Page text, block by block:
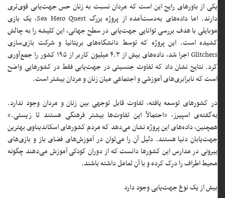
یکی از باورهای رایج این است که مردان نسبت به زنان حس جهت‌یابی قوی‌تری
دارند. اما داده‌های به‌دست‌آمده از پروژه بزرگ Sea Hero Quest، یک بازی
موبایلی با هدف بررسی توانایی جهت‌یابی در سطح جهانی، این کلیشه را به چالش
کشیده است. این پروژه که توسط دانشگاه‌های بریتانیا و شرکت بازی‌سازی
Glitchers اجرا شد، داده‌های بیش از ۴.۳ میلیون کاربر از ۱۹۵ کشور را جمع‌آوری
کرد. نتایج نشان داد که تفاوت جنسیتی در جهت‌یابی فقط در کشورهایی واضح
است که نابرابری‌های آموزشی و اجتماعی میان زنان و مردان بیشتر است.
در کشورهای توسعه یافته، تفاوت قابل توجهی بین زنان و مردان وجود ندارد.
به‌گفته‌ی اسپیرز، «احتمالاً این تفاوت‌ها بیشتر فرهنگی هستند تا زیستی.»
همچنین، داده‌های این پروژه نشان می‌دهد که مردم کشورهای اسکاندیناوی بهترین
جهت‌یابان دنیا هستند. دلیل آن را می‌توان در آموزش‌های فضای باز و بازی‌های
بیرونی در مدارس این کشورها دانست که از دوران کودکی آموزش می‌دهند چگونه
محیط اطراف را درک کرده و با آن تعامل داشته باشند.
بیش از یک نوع جهت‌یابی وجود دارد